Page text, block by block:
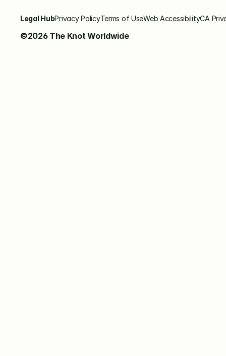
Legal HubPrivacy PolicyTerms of UseWeb AccessibilityCA
©2026 The Knot Worldwide